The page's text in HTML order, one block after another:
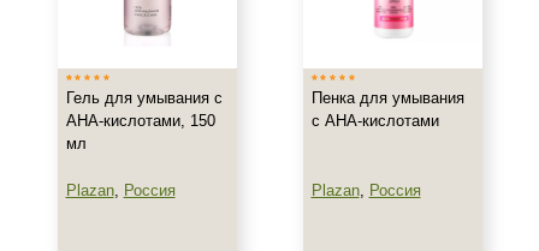
Джесснера
Молочный
Показать еще
Класс косметики
Гель для умывания с
АНА-кислотами, 150
мл
Plazan, Россия
Пенка для умывания
с AHA-кислотами
Plazan, Россия